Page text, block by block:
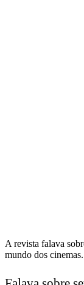
A revista falava
mundo dos cinemas.